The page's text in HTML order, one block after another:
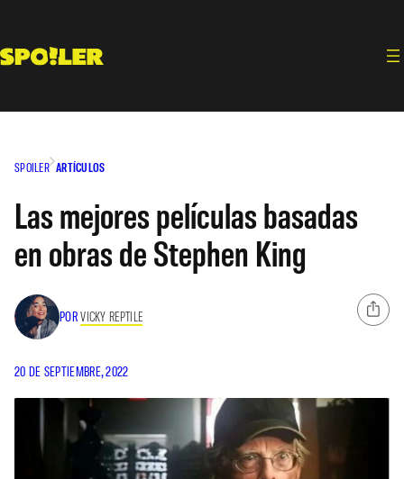
contenido
SPOILER ARTÍCULOS
Las mejores películas basadas
en obras de Stephen King
PORVICKY REPTILE
20 DE SEPTIEMBRE, 2022